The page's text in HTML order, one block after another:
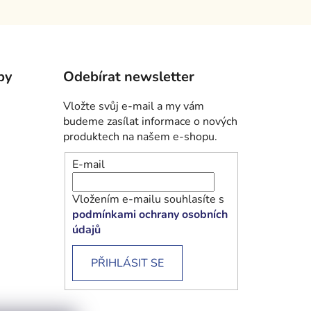
Odebírat newsletter
Vložte svůj e-mail a my vám
budeme zasílat informace o nových
produktech na našem e-shopu.
E-mail
Vložením e-mailu souhlasíte s
podmínkami ochrany osobních
údajů
PŘIHLÁSIT SE